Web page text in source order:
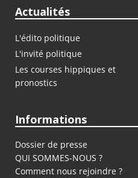
Actualités
L'édito politique
L'invité politique
Les courses hippiques et
pronostics
Informations
Dossier de presse
QUI SOMMES-NOUS ?
Comment nous rejoindre ?